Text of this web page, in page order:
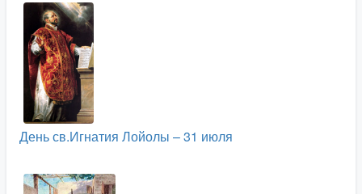
День св.Игнатия Лойолы – 31 июля